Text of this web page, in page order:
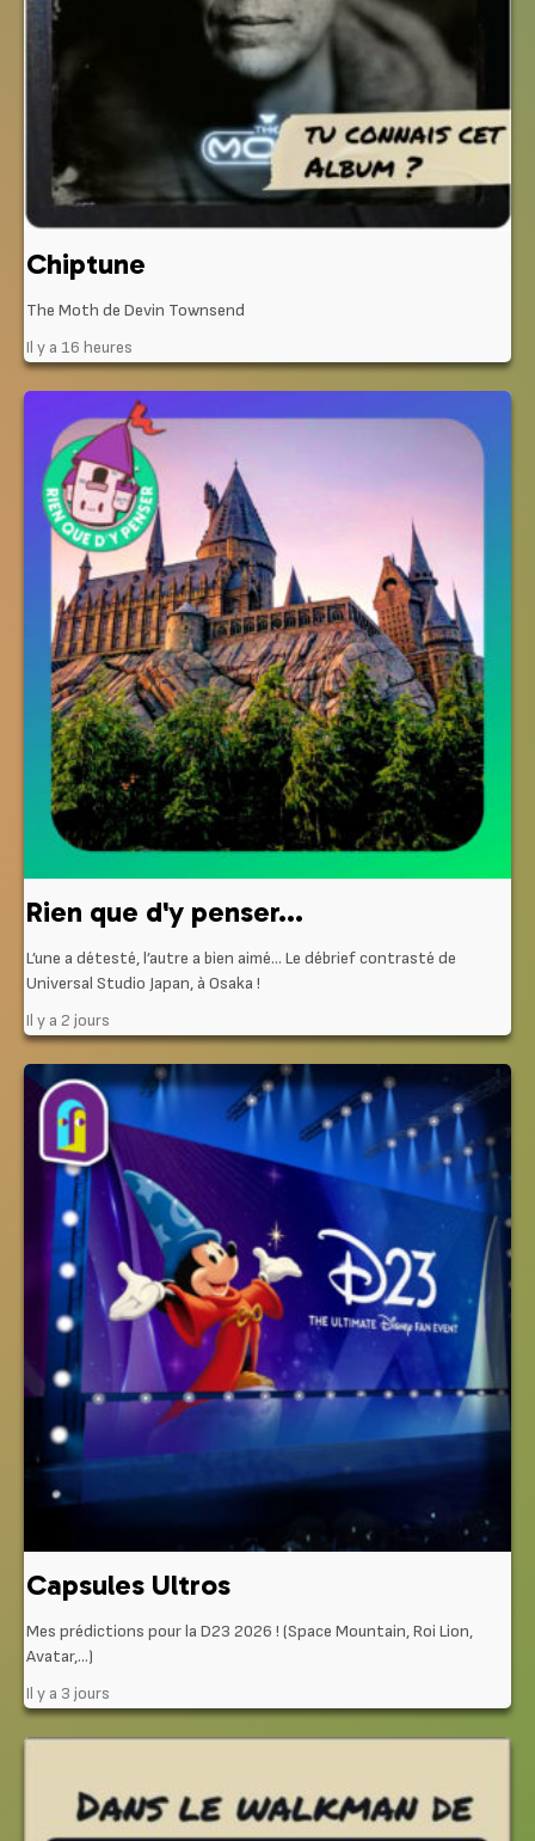
Chiptune
The Moth de Devin Townsend
Il y a 16 heures
Rien que d'y penser...
L’une a détesté, l’autre a bien aimé… Le débrief contrasté de
Universal Studio Japan, à Osaka !
Il y a 2 jours
Capsules Ultros
Mes prédictions pour la D23 2026 ! (Space Mountain, Roi Lion,
Avatar,…)
Il y a 3 jours